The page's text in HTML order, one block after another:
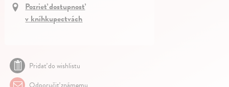
Pozrieť dostupnosť
v kníhkupectvách
Pridať do wishlistu